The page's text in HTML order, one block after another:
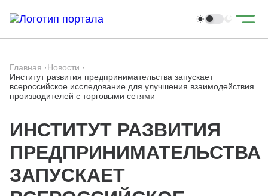
Главная ·Новости ·
Институт развития предпринимательства запускает
всероссийское исследование для улучшения взаимодействия
производителей с торговыми сетями
ИНСТИТУТ РАЗВИТИЯ
ПРЕДПРИНИМАТЕЛЬСТВА
ЗАПУСКАЕТ